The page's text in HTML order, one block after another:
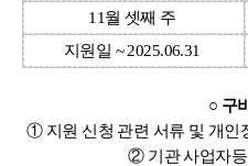
11월 셋째 주
지원일 ~ 2025.06.31
○ 구
① 지원 신청 관련 서류 및 개인
② 기관 사업자